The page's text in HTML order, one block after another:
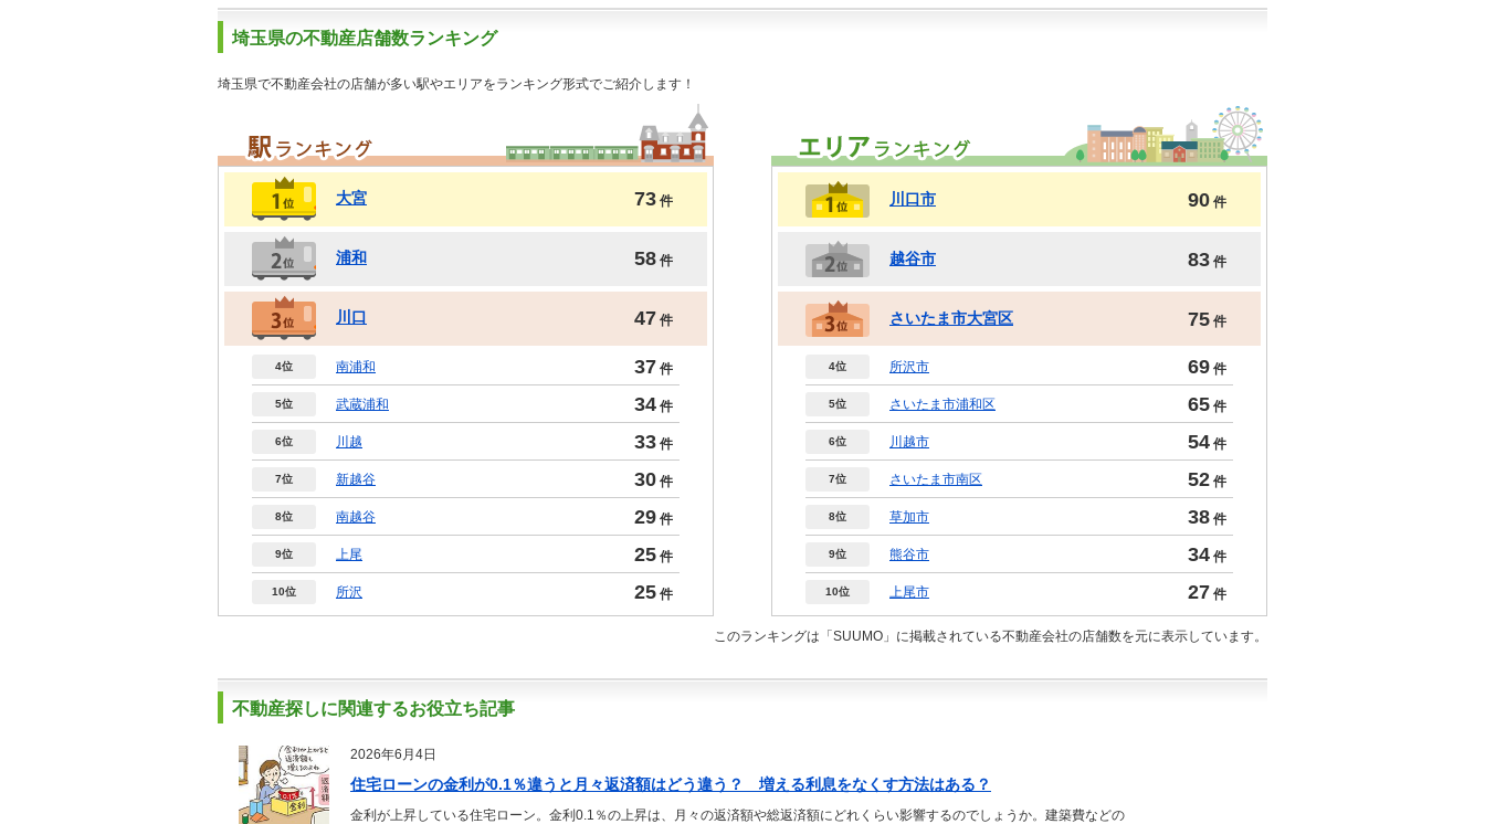
埼玉県の不動産店舗数ランキング
埼玉県で不動産会社の店舗が多い駅やエリアをランキング形式でご紹介します！
大宮 73 件
浦和 58 件
川口 47 件
4位 南浦和 37 件
5位 武蔵浦和 34 件
6位 川越 33 件
7位 新越谷 30 件
8位 南越谷 29 件
9位 上尾 25 件
10位 所沢 25 件
川口市 90 件
越谷市 83 件
さいたま市大宮区 75 件
4位 所沢市 69 件
5位 さいたま市浦和区 65 件
6位 川越市 54 件
7位 さいたま市南区 52 件
8位 草加市 38 件
9位 熊谷市 34 件
10位 上尾市 27 件
このランキングは「SUUMO」に掲載されている不動産会社の店舗数を元に表示しています。
不動産探しに関連するお役立ち記事
2026年6月4日
住宅ローンの金利が0.1％違うと月々返済額はどう違う？ 増える利息をなくす方法はある？
金利が上昇している住宅ローン。金利0.1％の上昇は、月々の返済額や総返済額にどれくらい影響するのでしょうか。建築費などの